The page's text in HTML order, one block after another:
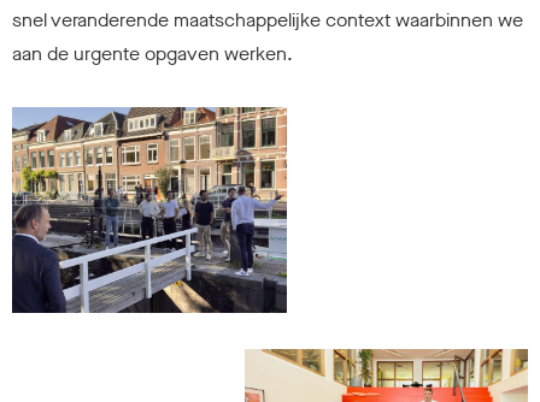
snel veranderende maatschappelijke context waarbinnen we
aan de urgente opgaven werken.